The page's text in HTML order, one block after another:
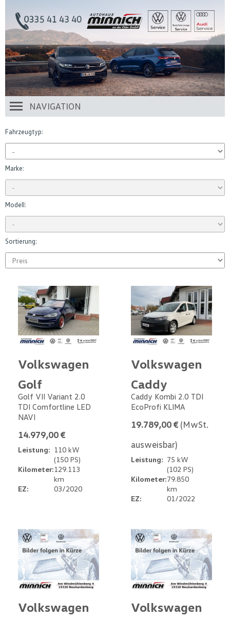
NAVIGATION
Fahrzeugtyp:
Marke:
Modell:
Sortierung:
Volkswagen
Golf
Golf VII Variant 2.0
TDI Comfortline LED
NAVI
14.979,00 €
Leistung: 110 kW
(150 PS)
Kilometer:129.113
km
EZ:
03/2020
Volkswagen
Caddy
Caddy Kombi 2.0 TDI
EcoProfi KLIMA
19.789,00 € (MwSt.
ausweisbar)
Leistung: 75 kW
(102 PS)
Kilometer:79.850
km
EZ:
01/2022
Volkswagen
Volkswagen